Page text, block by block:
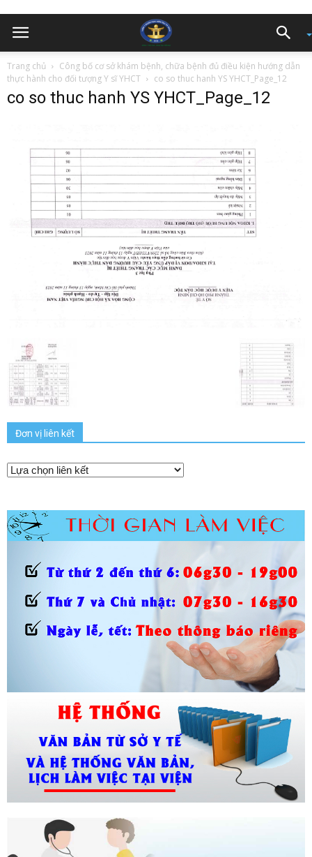
Trang chủ
Công bố cơ sở khám bệnh, chữa bệnh đủ điều kiện hướng dẫn
thực hành cho đối tượng Y sĩ YHCT
co so thuc hanh YS YHCT_Page_12
co so thuc hanh YS YHCT_Page_12
Đơn vị liên kết